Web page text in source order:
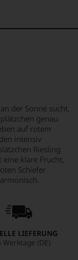
der Sonne sucht,
genau
auf rotem
intensiv
Riesling
eine klare Frucht,
Schiefer
LIEFERUNG
Werktage (DE)